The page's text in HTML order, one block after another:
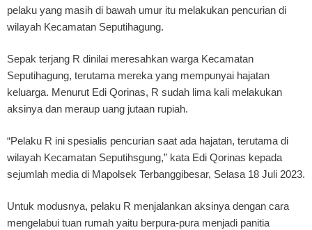
pelaku yang masih di bawah umur itu melakukan pencurian di
wilayah Kecamatan Seputihagung.
Sepak terjang R dinilai meresahkan warga Kecamatan
Seputihagung, terutama mereka yang mempunyai hajatan
keluarga. Menurut Edi Qorinas, R sudah lima kali melakukan
aksinya dan meraup uang jutaan rupiah.
“Pelaku R ini spesialis pencurian saat ada hajatan, terutama di
wilayah Kecamatan Seputihsgung,” kata Edi Qorinas kepada
sejumlah media di Mapolsek Terbanggibesar, Selasa 18 Juli 2023.
Untuk modusnya, pelaku R menjalankan aksinya dengan cara
mengelabui tuan rumah yaitu berpura-pura menjadi panitia